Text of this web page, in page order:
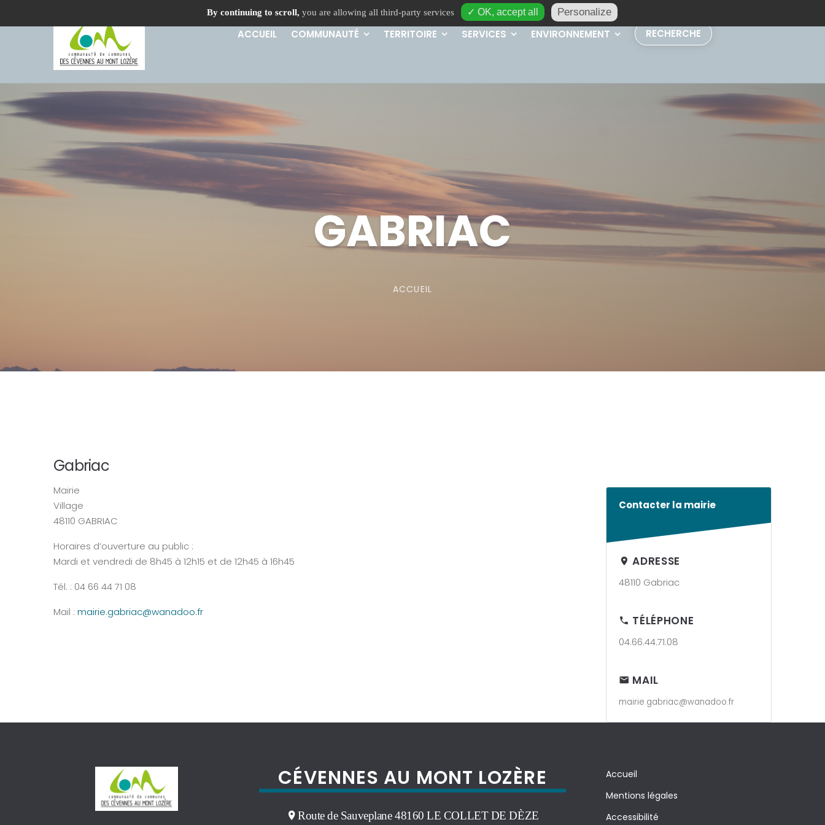
ACCUEIL COMMUNAUTÉ TERRITOIRE SERVICES ENVIRONNEMENT RECHERCHE
GABRIAC
ACCUEIL
Gabriac
Mairie
Village
48110 GABRIAC
Horaires d’ouverture au public :
Mardi et vendredi de 8h45 à 12h15 et de 12h45 à 16h45
Tél. : 04 66 44 71 08
Mail : mairie.gabriac@wanadoo.fr
Contacter la mairie
ADRESSE
48110 Gabriac
TÉLÉPHONE
04.66.44.71.08
MAIL
mairie.gabriac@wanadoo.fr
CÉVENNES AU MONT LOZÈRE
Route de Sauveplane 48160 LE COLLET DE DÈZE
Accueil
Mentions légales
Accessibilité
By continuing to scroll, you are allowing all third-party services ✓ OK, accept all Personalize